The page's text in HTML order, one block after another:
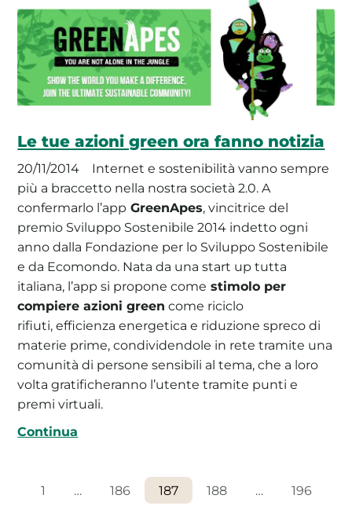
Le tue azioni green ora fanno notizia
20/11/2014
Internet e sostenibilità vanno sempre
più a braccetto nella nostra società 2.0. A
confermarlo l’app GreenApes, vincitrice del
premio Sviluppo Sostenibile 2014 indetto ogni
anno dalla Fondazione per lo Sviluppo Sostenibile
e da Ecomondo. Nata da una start up tutta
italiana, l’app si propone come stimolo per
compiere azioni green come riciclo
rifiuti, efficienza energetica e riduzione spreco di
materie prime, condividendole in rete tramite una
comunità di persone sensibili al tema, che a loro
volta gratificheranno l’utente tramite punti e
premi virtuali.
Continua
1 … 186 187 188 … 196